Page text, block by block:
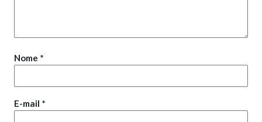
Nome *
E-mail *